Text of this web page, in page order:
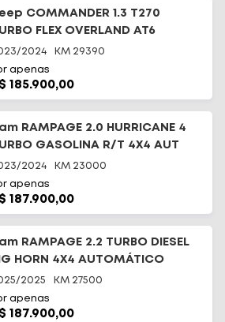
COMMANDER 1.3 T270
FLEX OVERLAND AT6
2024 KM 29390
apenas
185.900,00
RAMPAGE 2.0 HURRICANE 4
GASOLINA R/T 4X4 AUT
2024 KM 23000
apenas
187.900,00
RAMPAGE 2.2 TURBO DIESEL
HORN 4X4 AUTOMÁTICO
2025 KM 27500
apenas
187.900,00